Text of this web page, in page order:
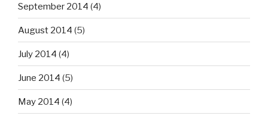
September 2014 (4)
August 2014 (5)
July 2014 (4)
June 2014 (5)
May 2014 (4)